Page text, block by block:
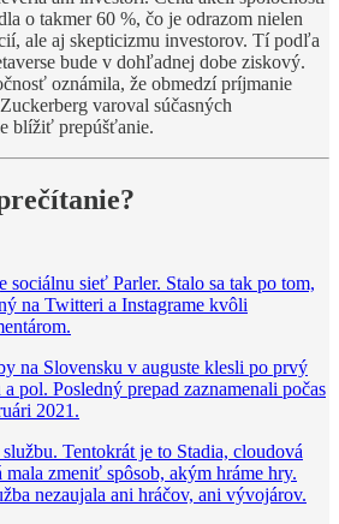
o takmer 60 %, čo je odrazom nielen
ale aj skepticizmu investorov. Tí podľa
bude v dohľadnej dobe ziskový.
oznámila, že obmedzí príjmanie
varoval súčasných
blížiť prepúšťanie.
sociálnu sieť Parler. Stalo sa tak po tom,
na Twitteri a Instagrame kvôli
na Slovensku v auguste klesli po prvý
pol. Posledný prepad zaznamenali počas
2021.
Tentokrát je to Stadia, cloudová
mala zmeniť spôsob, akým hráme hry.
nezaujala ani hráčov, ani vývojárov.